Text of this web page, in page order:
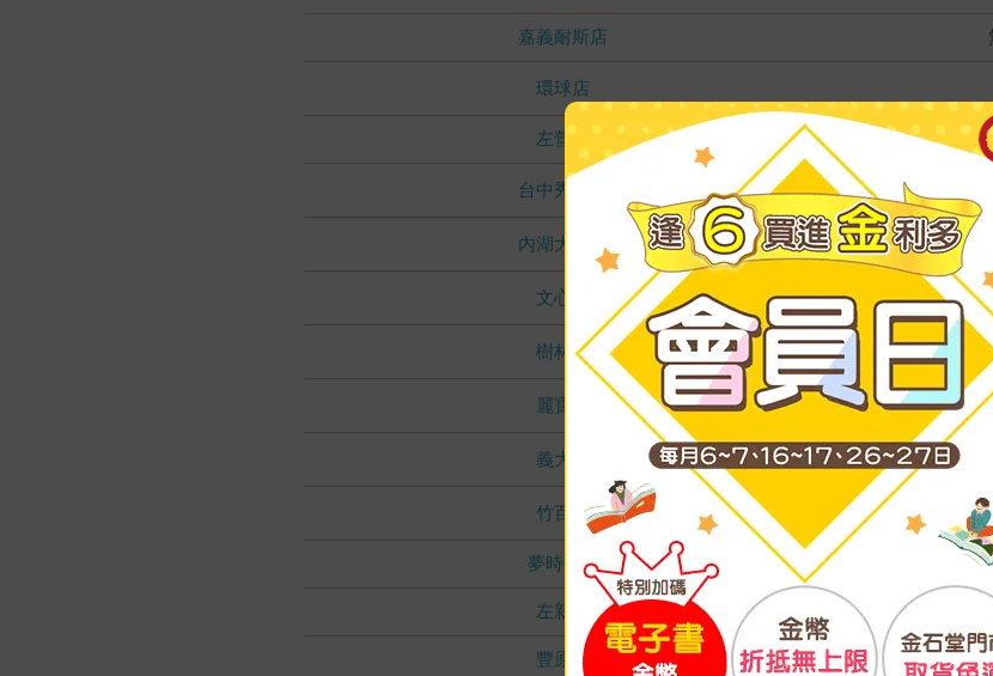
嘉義耐斯店
環球店
左營店
台中秀泰店
內湖大潤發
文心店
樹林店
麗寶店
義大店
竹百店
夢時代店
左新店
豐原店